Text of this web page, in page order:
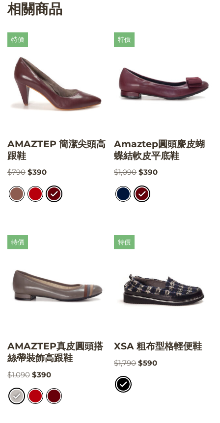
相關商品
特價
AMAZTEP 簡潔尖頭高
跟鞋
$790 $390
特價
Amaztep圓頭麖皮蝴
蝶結軟皮平底鞋
$1,090 $390
特價
AMAZTEP真皮圓頭搭
絲帶裝飾高跟鞋
$1,090 $390
特價
XSA 粗布型格輕便鞋
$1,790 $590